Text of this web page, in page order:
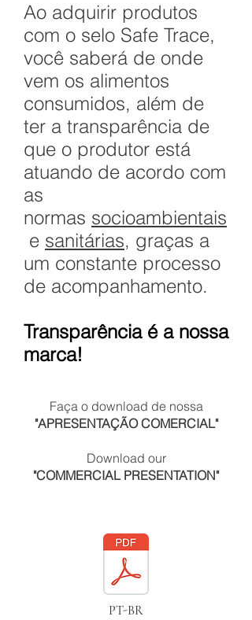
Ao adquirir produtos
com o selo Safe Trace,
você saberá de onde
vem os alimentos
consumidos, além de
ter a transparência de
que o produtor está
atuando de acordo com
as
normas socioambientais
e sanitárias, graças a
um constante processo
de acompanhamento.
Transparência é a nossa
marca!
Faça o download de nossa
"APRESENTAÇÃO COMERCIAL"
Download our
"COMMERCIAL PRESENTATION"
PT-BR